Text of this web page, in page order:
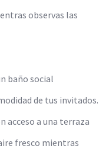
observas las
baño social
de tus invitados.
acceso a una terraza
fresco mientras